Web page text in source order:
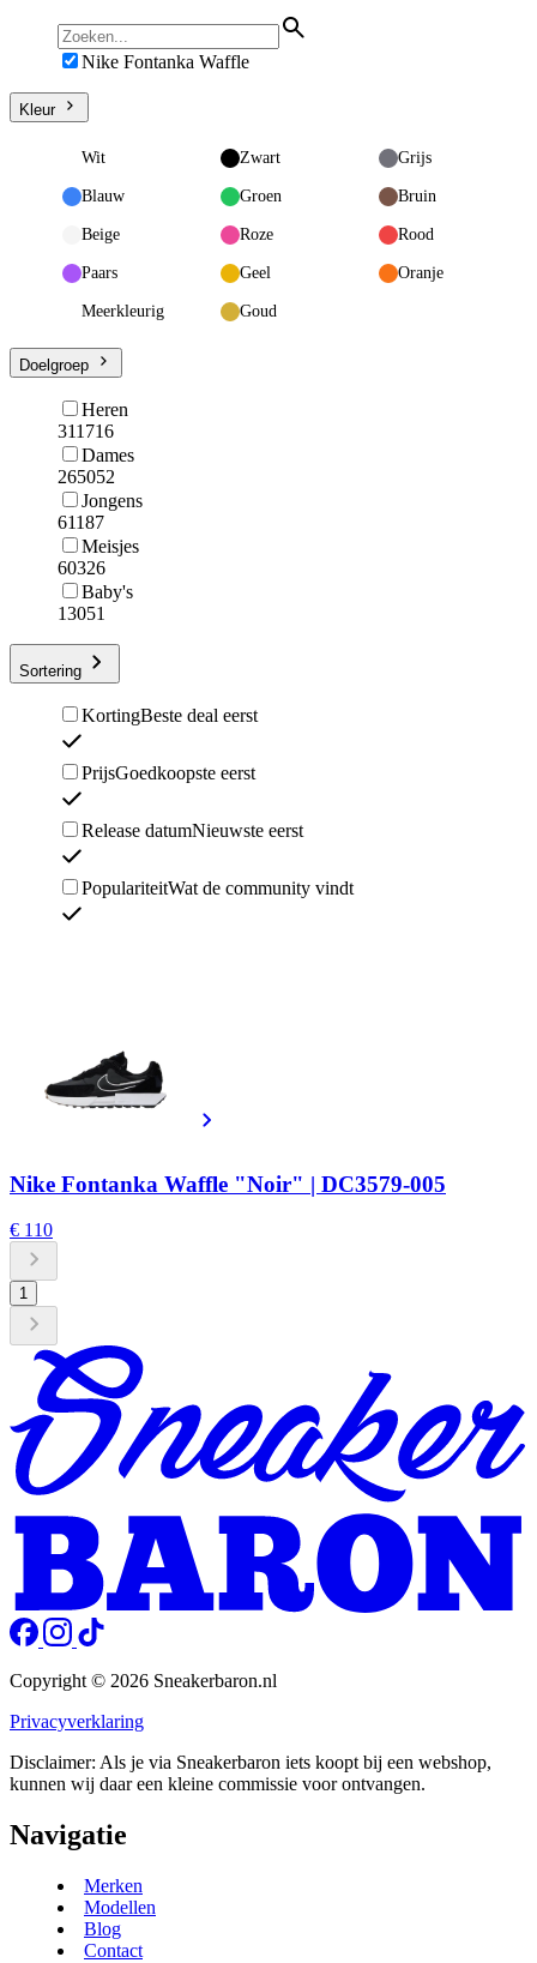
Nike Fontanka Waffle
Kleur
Wit Zwart Grijs
Blauw Groen Bruin
Beige Roze Rood
Paars Geel Oranje
Meerkleurig Goud
Doelgroep
Heren
311716
Dames
265052
Jongens
61187
Meisjes
60326
Baby's
13051
Sortering
KortingBeste deal eerst
PrijsGoedkoopste eerst
Release datumNieuwste eerst
PopulariteitWat de community vindt
Nike Fontanka Waffle "Noir" | DC3579-005
€ 110
1
Copyright © 2026 Sneakerbaron.nl
Privacyverklaring
Disclaimer: Als je via Sneakerbaron iets koopt bij een webshop,
kunnen wij daar een kleine commissie voor ontvangen.
Navigatie
Merken
Modellen
Blog
Contact